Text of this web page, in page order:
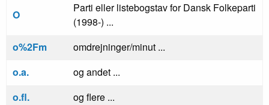
O
Parti eller listebogstav for Dansk Folkeparti
(1998-) ...
o%2Fm
omdrejninger/minut ...
o.a.
og andet ...
o.fl.
og flere ...